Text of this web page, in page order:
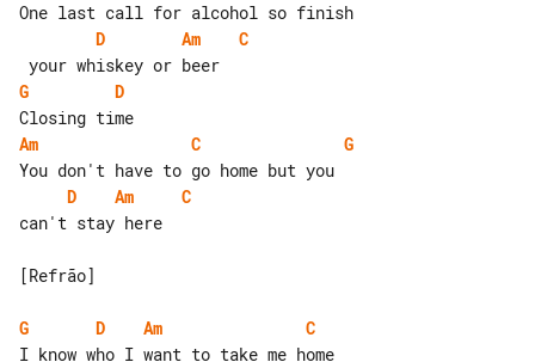
D
Am
C
G
D
Am
C
G
D
Am
C
can't stay here
[Refrão]
G D Am
C